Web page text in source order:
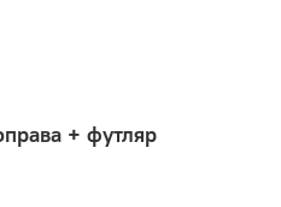
+ футляр